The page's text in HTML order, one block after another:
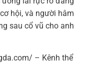
hội, và người hâm
sau cổ vũ cho anh
– Kênh thể